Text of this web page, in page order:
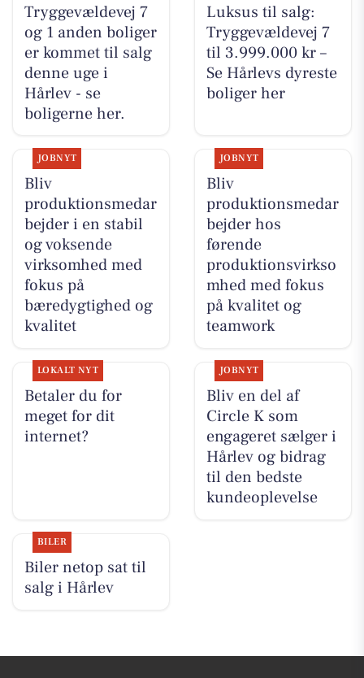
Tryggevældevej 7
og 1 anden boliger
er kommet til salg
denne uge i
Hårlev - se
boligerne her.
Luksus til salg:
Tryggevældevej 7
til 3.999.000 kr –
Se Hårlevs dyreste
boliger her
JOBNYT
Bliv
produktionsmedar
bejder i en stabil
og voksende
virksomhed med
fokus på
bæredygtighed og
kvalitet
JOBNYT
Bliv
produktionsmedar
bejder hos
førende
produktionsvirkso
mhed med fokus
på kvalitet og
teamwork
LOKALT NYT
Betaler du for
meget for dit
internet?
JOBNYT
Bliv en del af
Circle K som
engageret sælger i
Hårlev og bidrag
til den bedste
kundeoplevelse
BILER
Biler netop sat til
salg i Hårlev